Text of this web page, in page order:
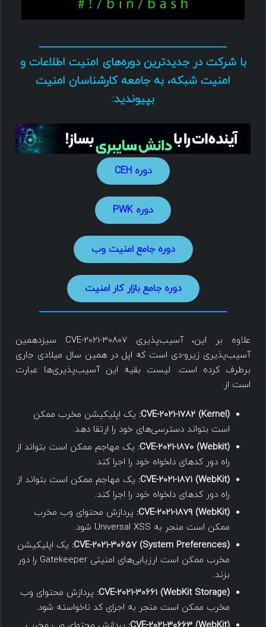
با شرکت در جدیدترین دوره‌های امنیت اطلاعات و
امنیت شبکه، به جامعه کارشناسان امنیت
بپیوندید:
دوره CEH
دوره PWK
دوره جامع امنیت وب
دوره جامع بازار کار امنیت
علاوه بر این، آسیب‌پذیری CVE-2021-30807 سیزدهمین
آسیب‌پذیری زیرو-دی است که اپل در همین سال میلادی جاری
برطرف کرده است. لیست بقیه این آسیب‌پذیری‌ها عبارت
است از:
CVE-2021-1782 (Kernel): یک اپلیکیشن مخرب ممکن
است بتواند دسترسی‌های خود را ارتقا دهد.
CVE-2021-1870 (Webkit): یک مهاجم ممکن است بتواند از
راه دور کدهای دلخواه خود را اجرا کند.
CVE-2021-1871 (WebKit): یک مهاجم ممکن است بتواند از
راه دور کدهای دلخواه خود را اجرا کند.
CVE-2021-1879 (WebKit): پردازش محتوای وب مخرب
ممکن است منجر به Universal XSS شود.
CVE-2021-30657 (System Preferences): یک اپلیکیشن
مخرب ممکن است ارزیابی‌های امنیتی Gatekeeper را دور
بزند.
CVE-2021-30661 (WebKit Storage): پردازش محتوای وب
مخرب ممکن است منجر به اجرای کد ناخواسته شود.